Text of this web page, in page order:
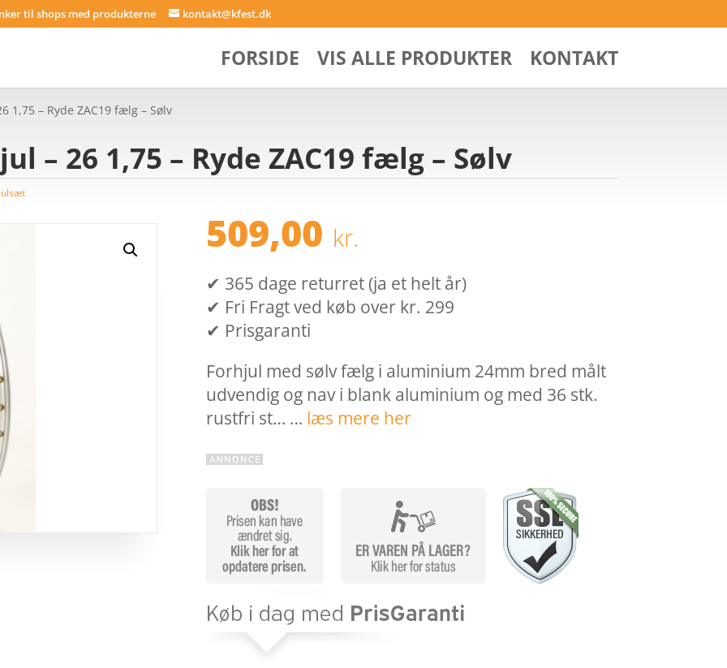
til shops med produkterne kontakt@kfest.dk
FORSIDE VIS ALLE PRODUKTER KONTAKT
1,75 – Ryde ZAC19 fælg – Sølv
– 26 1,75 – Ryde ZAC19 fælg – Sølv
509,00 kr.
✔ 365 dage returret (ja et helt år)
✔ Fri Fragt ved køb over kr. 299
✔ Prisgaranti
Forhjul med sølv fælg i aluminium 24mm bred målt
udvendig og nav i blank aluminium og med 36 stk.
rustfri st… … læs mere her